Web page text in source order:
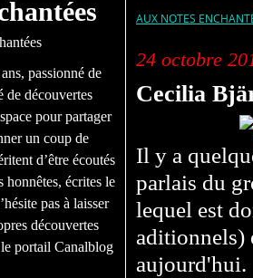
passionné de
de découvertes
pour partager
un coup de
d’être écoutés
honnêtes, écrites le
pas à laisser
découvertes
portail Canalblog
AUX NOTES
24 octobre
Cecilia
Il y a
parlais du
lequel est
aditionnels)
aujourd'hui.